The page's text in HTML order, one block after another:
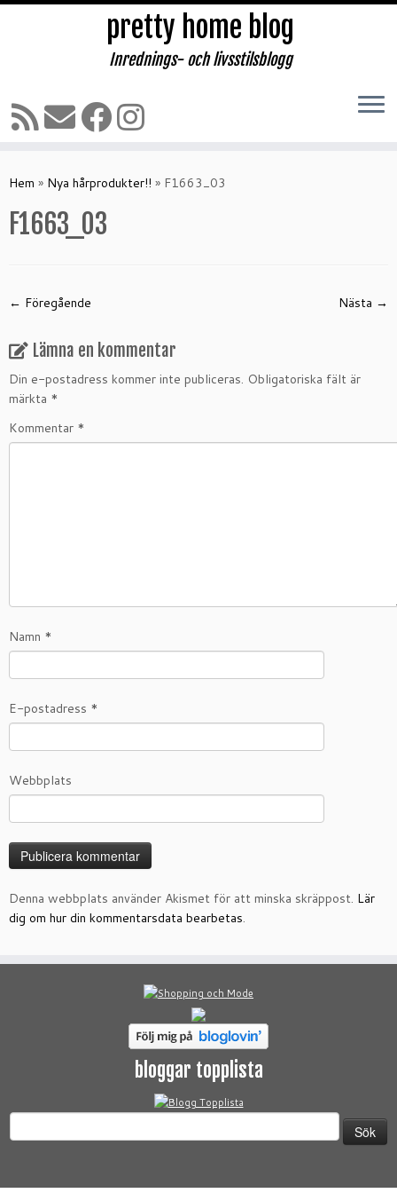
till
pretty home blog
Inrednings- och livsstilsblogg
Hem » Nya hårprodukter!! » F1663_03
F1663_03
← Föregående Nästa →
Lämna en kommentar
Din e-postadress kommer inte publiceras. Obligatoriska fält är
märkta *
Kommentar *
Namn *
E-postadress *
Webbplats
Denna webbplats använder Akismet för att minska skräppost. Lär
dig om hur din kommentarsdata bearbetas.
bloggar topplista
efter: